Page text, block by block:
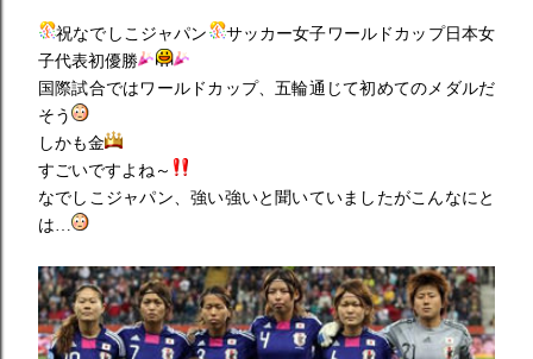
祝なでしこジャパン
サッカー女子ワールドカップ日本女
子代表初優勝
国際試合ではワールドカップ、五輪通じて初めてのメダルだ
そう
しかも金
すごいですよね～
なでしこジャパン、強い強いと聞いていましたがこんなにと
は…